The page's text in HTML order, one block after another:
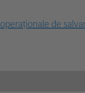
operaționale de